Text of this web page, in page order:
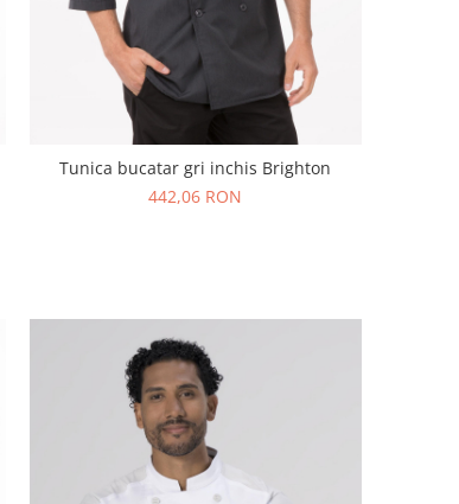
Tunica bucatar gri inchis Brighton
442,06 RON